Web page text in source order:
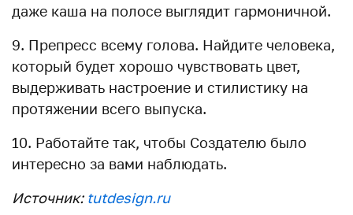
даже каша на полосе выглядит гармоничной.
9. Препресс всему голова. Найдите человека,
который будет хорошо чувствовать цвет,
выдерживать настроение и стилистику на
протяжении всего выпуска.
10. Работайте так, чтобы Создателю было
интересно за вами наблюдать.
Источник: tutdesign.ru